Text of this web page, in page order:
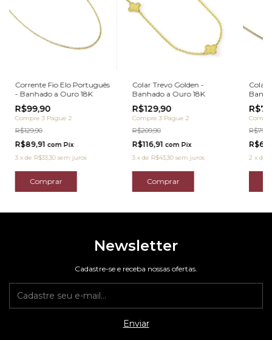
Corrente Fio Elo Português
- Banhado a Ouro 18K
R$99,90
Compre 3 Pague 2
R$129,90
R$89,91 com Pix
3 xde R$33,30 sem juros
Colar Trevo Golden -
Banhado a Ouro 18K
R$129,90
Compre 3 Pague 2
R$209,90
R$116,91 com Pix
3 xde R$43,30 sem juros
Colar
2 x de
Newsletter
Cadastre-se e receba nossas ofertas.